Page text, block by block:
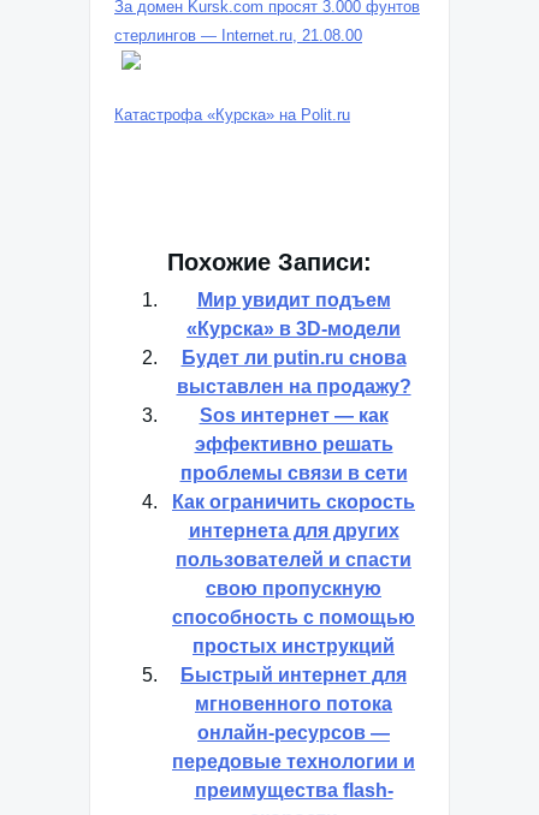
За домен Kursk.com просят 3.000 фунтов
стерлингов — Internet.ru, 21.08.00
Катастрофа «Курска» на Polit.ru
Похожие Записи:
Мир увидит подъем
«Курска» в 3D-модели
Будет ли putin.ru снова
выставлен на продажу?
Sos интернет — как
эффективно решать
проблемы связи в сети
Как ограничить скорость
интернета для других
пользователей и спасти
свою пропускную
способность с помощью
простых инструкций
Быстрый интернет для
мгновенного потока
онлайн-ресурсов —
передовые технологии и
преимущества flash-